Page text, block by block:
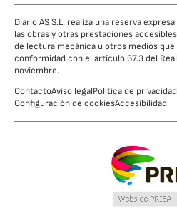
Diario AS S.L. realiza una reserva
las obras y otras prestaciones
de lectura mecánica u otros medios
conformidad con el artículo 67.3 del
noviembre.
ContactoAviso legalPolítica de privacidad
Configuración de cookiesAccesibilidad